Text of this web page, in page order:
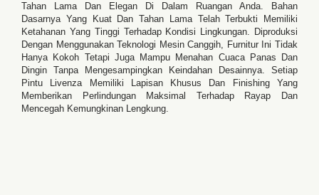
Tahan Lama Dan Elegan Di Dalam Ruangan Anda. Bahan
Dasarnya Yang Kuat Dan Tahan Lama Telah Terbukti Memiliki
Ketahanan Yang Tinggi Terhadap Kondisi Lingkungan. Diproduksi
Dengan Menggunakan Teknologi Mesin Canggih, Furnitur Ini Tidak
Hanya Kokoh Tetapi Juga Mampu Menahan Cuaca Panas Dan
Dingin Tanpa Mengesampingkan Keindahan Desainnya. Setiap
Pintu Livenza Memiliki Lapisan Khusus Dan Finishing Yang
Memberikan Perlindungan Maksimal Terhadap Rayap Dan
Mencegah Kemungkinan Lengkung.